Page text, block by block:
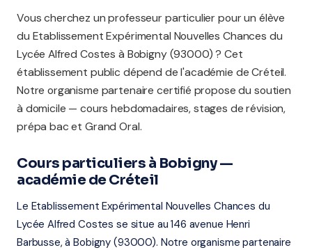
Vous cherchez un professeur particulier pour un élève
du Etablissement Expérimental Nouvelles Chances du
Lycée Alfred Costes à Bobigny (93000) ? Cet
établissement public dépend de l'académie de Créteil.
Notre organisme partenaire certifié propose du soutien
à domicile — cours hebdomadaires, stages de révision,
prépa bac et Grand Oral.
Cours particuliers à Bobigny —
académie de Créteil
Le Etablissement Expérimental Nouvelles Chances du
Lycée Alfred Costes se situe au 146 avenue Henri
Barbusse, à Bobigny (93000). Notre organisme partenaire